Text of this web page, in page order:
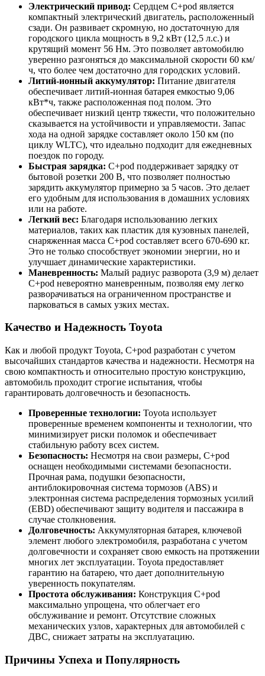
Электрический привод: Сердцем C+pod является
компактный электрический двигатель, расположенный
сзади. Он развивает скромную, но достаточную для
городского цикла мощность в 9,2 кВт (12,5 л.с.) и
крутящий момент 56 Нм. Это позволяет автомобилю
уверенно разгоняться до максимальной скорости 60 км/
ч, что более чем достаточно для городских условий.
Литий-ионный аккумулятор: Питание двигателя
обеспечивает литий-ионная батарея емкостью 9,06
кВт*ч, также расположенная под полом. Это
обеспечивает низкий центр тяжести, что положительно
сказывается на устойчивости и управляемости. Запас
хода на одной зарядке составляет около 150 км (по
циклу WLTC), что идеально подходит для ежедневных
поездок по городу.
Быстрая зарядка: C+pod поддерживает зарядку от
бытовой розетки 200 В, что позволяет полностью
зарядить аккумулятор примерно за 5 часов. Это делает
его удобным для использования в домашних условиях
или на работе.
Легкий вес: Благодаря использованию легких
материалов, таких как пластик для кузовных панелей,
снаряженная масса C+pod составляет всего 670-690 кг.
Это не только способствует экономии энергии, но и
улучшает динамические характеристики.
Маневренность: Малый радиус разворота (3,9 м) делает
C+pod невероятно маневренным, позволяя ему легко
разворачиваться на ограниченном пространстве и
парковаться в самых узких местах.
Качество и Надежность Toyota
Как и любой продукт Toyota, C+pod разработан с учетом
высочайших стандартов качества и надежности. Несмотря на
свою компактность и относительно простую конструкцию,
автомобиль проходит строгие испытания, чтобы
гарантировать долговечность и безопасность.
Проверенные технологии: Toyota использует
проверенные временем компоненты и технологии, что
минимизирует риски поломок и обеспечивает
стабильную работу всех систем.
Безопасность: Несмотря на свои размеры, C+pod
оснащен необходимыми системами безопасности.
Прочная рама, подушки безопасности,
антиблокировочная система тормозов (ABS) и
электронная система распределения тормозных усилий
(EBD) обеспечивают защиту водителя и пассажира в
случае столкновения.
Долговечность: Аккумуляторная батарея, ключевой
элемент любого электромобиля, разработана с учетом
долговечности и сохраняет свою емкость на протяжении
многих лет эксплуатации. Toyota предоставляет
гарантию на батарею, что дает дополнительную
уверенность покупателям.
Простота обслуживания: Конструкция C+pod
максимально упрощена, что облегчает его
обслуживание и ремонт. Отсутствие сложных
механических узлов, характерных для автомобилей с
ДВС, снижает затраты на эксплуатацию.
Причины Успеха и Популярность